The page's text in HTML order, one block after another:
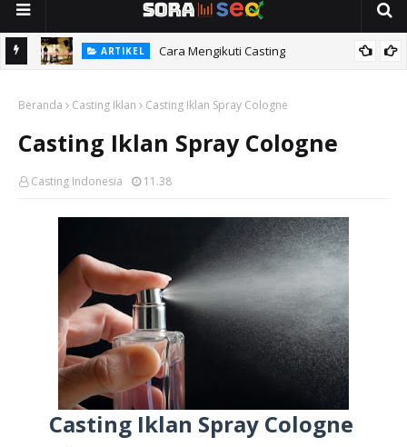
ARTIKEL Cara Mengikuti Casting
Beranda Casting Iklan Casting Iklan Spray Cologne
Casting Iklan Spray Cologne
Casting Indonesia 11.38
Casting Iklan Spray Cologne